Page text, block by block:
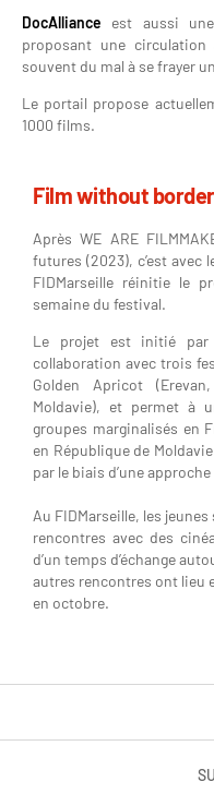
DocAlliance est aussi
proposant une
souvent du mal à se frayer
Le portail propose
1000 films.
Film without
Après WE ARE
futures (2023), c’est avec
FIDMarseille réinitie le
semaine du festival.
Le projet est initié par
collaboration avec trois
Golden Apricot
Moldavie), et permet à
groupes marginalisés en
en République de
par le biais d’une
Au FIDMarseille, les
rencontres avec des
d’un temps d’échange
autres rencontres ont lieu
en octobre.